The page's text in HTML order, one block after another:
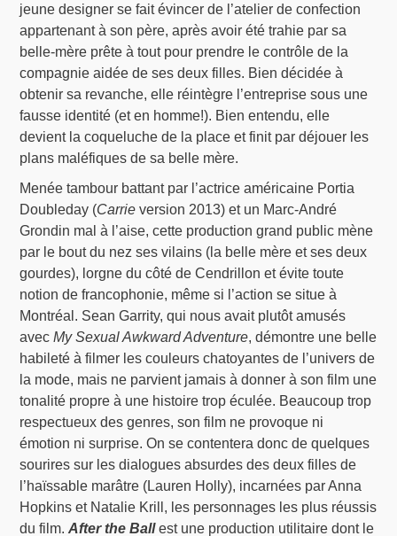
jeune designer se fait évincer de l’atelier de confection
appartenant à son père, après avoir été trahie par sa
belle-mère prête à tout pour prendre le contrôle de la
compagnie aidée de ses deux filles. Bien décidée à
obtenir sa revanche, elle réintègre l’entreprise sous une
fausse identité (et en homme!). Bien entendu, elle
devient la coqueluche de la place et finit par déjouer les
plans maléfiques de sa belle mère.
Menée tambour battant par l’actrice américaine Portia
Doubleday (Carrie version 2013) et un Marc-André
Grondin mal à l’aise, cette production grand public mène
par le bout du nez ses vilains (la belle mère et ses deux
gourdes), lorgne du côté de Cendrillon et évite toute
notion de francophonie, même si l’action se situe à
Montréal. Sean Garrity, qui nous avait plutôt amusés
avecMy Sexual Awkward Adventure, démontre une belle
habileté à filmer les couleurs chatoyantes de l’univers de
la mode, mais ne parvient jamais à donner à son film une
tonalité propre à une histoire trop éculée. Beaucoup trop
respectueux des genres, son film ne provoque ni
émotion ni surprise. On se contentera donc de quelques
sourires sur les dialogues absurdes des deux filles de
l’haïssable marâtre (Lauren Holly), incarnées par Anna
Hopkins et Natalie Krill, les personnages les plus réussis
du film.After the Ballest une production utilitaire dont le